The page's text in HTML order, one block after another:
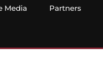
Media Partners